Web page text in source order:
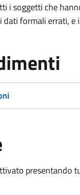
i soggetti che
formali errati,
presentando